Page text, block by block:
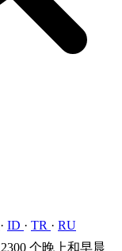
· ID · TR · RU
2300 个晚上和早晨